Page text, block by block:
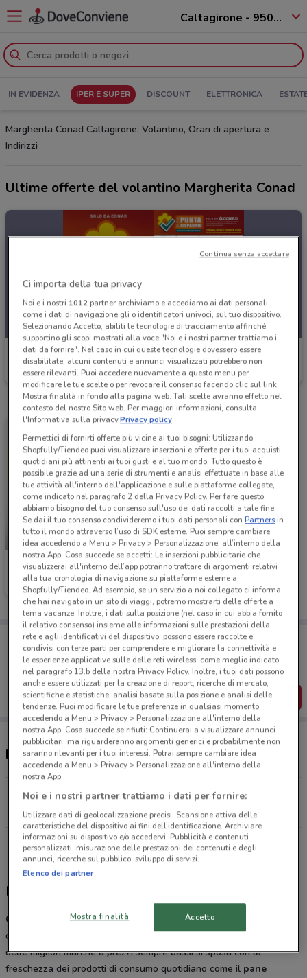
Caltagirone - 95041
IN EVIDENZA IPER E SUPER DISCOUNT ELETTRONICA
Margherita Conad Caltagirone: Volantino, Orari di apertura e
Indirizzi
Ultime offerte del volantino Margherita Conad
Margherita Conad
Scade il 30/09
NUOVO
Margherita Conad
Scade martedì 14.5 km
Porta DoveConviene sempre con te!
Puoi trovare le migliori offerte dei negozi vicino a te,
salvarle e creare la tua lista del risparmio, comodamente
dal tuo cellulare.
SCARICA L’APP
Negozi Margherita Conad a Caltagirone
Via Rosso San Secondo, 59 Niscemi
14.5 km
APERTO
Tutti i negozi Margherita Conad
Margherita Conad, offerte e negozi
Conad Margheritaè una catena di supermercati di prossimità,
comodi per la tua spesa quotidiana e integrativa. La convenienza
delle migliori marche a prezzi sempre bassi si sposa con la
freschezza dei prodotti di consumo quotidiano come il pane
Ci importa della tua privacy
Noi e i nostri 1012partner archiviamo e accediamo ai dati personali,
come i dati di navigazione gli o identificatori univoci, sul tuo dispositivo.
Selezionando Accetto, abiliti le tecnologie di tracciamento affinché
supportino gli scopi mostrati alla voce "Noi e i nostri partner trattiamo i
dati da fornire". Nel caso in cui queste tecnologie dovessero essere
disabilitate, alcuni contenuti e annunci visualizzati potrebbero non
essere rilevanti. Puoi accedere nuovamente a questo menu per
modificare le tue scelte o per revocare il consenso facendo clic sul link
Mostra finalità in fondo alla pagina web. Tali scelte avranno effetto nel
contesto del nostro Sito web. Per maggiori informazioni, consulta
l'Informativa sulla privacy.Privacy policy
Permettici di fornirti offerte più vicine ai tuoi bisogni: Utilizzando
Shopfully/Tiendeo puoi visualizzare inserzioni e offerte per i tuoi acquisti
quotidiani più attinenti ai tuoi gusti e al tuo mondo. Tutto questo è
possibile grazie ad una serie di strumenti e analisi effettuate in base alle
tue attività all'interno dell'applicazione e sulle piattaforme collegate,
come indicato nel paragrafo 2 della Privacy Policy. Per fare questo,
abbiamo bisogno del tuo consenso sull'uso dei dati raccolti a tale fine.
Se dai il tuo consenso condivideremo i tuoi dati personali conPartnersin
tutto il mondo attraverso l’uso di SDK esterne. Puoi sempre cambiare
idea accedendo a Menu > Privacy > Personalizzazione, all’interno della
nostra App. Cosa succede se accetti: Le inserzioni pubblicitarie che
visualizzerai all'interno dell’app potranno trattare di argomenti relativi
alla tua cronologia di navigazione su piattaforme esterne a
Shopfully/Tiendeo. Ad esempio, se un servizio a noi collegato ci informa
che hai navigato in un sito di viaggi, potremo mostrarti delle offerte a
tema vacanze. Inoltre, i dati sulla posizione (nel caso in cui abbia fornito
il relativo consenso) insieme alle informazioni sulle prestazioni della
rete e agli identificativi del dispositivo, possono essere raccolte e
condivisi con terze parti per comprendere e migliorare la connettività e
le esperienze applicative sulle delle reti wireless, come meglio indicato
nel paragrafo 13.b della nostra Privacy Policy. Inoltre, i tuoi dati possono
anche essere utilizzati per la creazione di report, ricerche di mercato,
scientifiche e statistiche, analisi basate sulla posizione e analisi delle
tendenze. Puoi modificare le tue preferenze in qualsiasi momento
accedendo a Menu > Privacy > Personalizzazione all'interno della
nostra App. Cosa succede se rifiuti: Continuerai a visualizzare annunci
pubblicitari, ma riguarderanno argomenti generici e probabilmente non
saranno rilevanti per i tuoi interessi. Potrai sempre cambiare idea
accedendo a Menu > Privacy > Personalizzazione all'interno della
nostra App.
Noi e i nostri partner trattiamo i dati per fornire:
Utilizzare dati di geolocalizzazione precisi. Scansione attiva delle
caratteristiche del dispositivo ai fini dell’identificazione. Archiviare
informazioni su dispositivo e/o accedervi. Pubblicità e contenuti
personalizzati, misurazione delle prestazioni dei contenuti e degli
annunci, ricerche sul pubblico, sviluppo di servizi.
Elenco dei partner
Mostra finalità Accetto
Continua senza accettare